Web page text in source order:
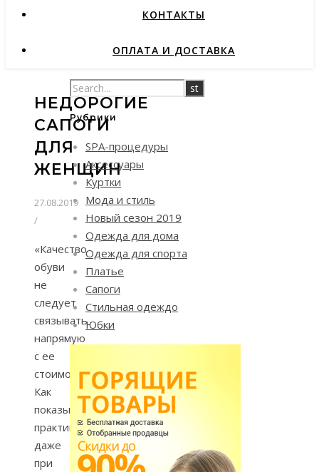
КОНТАКТЫ
ОПЛАТА И ДОСТАВКА
НЕДОРОГИЕ
САПОГИ
ДЛЯ
ЖЕНЩИН
27.08.2019
/
«Качество
обуви
не
следует
связывать
напрямую
с ее
стоимостью.
Как
показывает
практика,
даже
при
Рубрики
SPA-процедуры
Аксессуары
Куртки
Мода и стиль
Новый сезон 2019
Одежда для дома
Одежда для спорта
Платье
Сапоги
Стильная одеждо
Юбки